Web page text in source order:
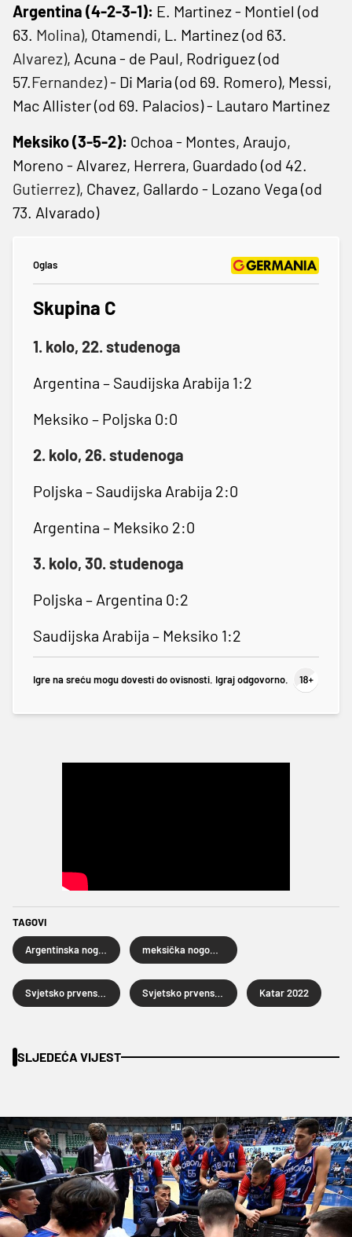
Argentina (4-2-3-1): E. Martinez - Montiel (od
63. Molina), Otamendi, L. Martinez (od 63.
Alvarez), Acuna - de Paul, Rodriguez (od
57.Fernandez)- Di Maria (od 69. Romero), Messi,
Mac Allister (od 69. Palacios) - Lautaro Martinez
Meksiko (3-5-2): Ochoa - Montes, Araujo,
Moreno - Alvarez, Herrera, Guardado (od 42.
Gutierrez), Chavez, Gallardo - Lozano Vega (od
73. Alvarado)
Oglas
Skupina C
1. kolo, 22. studenoga
Argentina – Saudijska Arabija 1:2
Meksiko – Poljska 0:0
2. kolo, 26. studenoga
Poljska – Saudijska Arabija 2:0
Argentina – Meksiko 2:0
3. kolo, 30. studenoga
Poljska – Argentina 0:2
Saudijska Arabija – Meksiko 1:2
Igre na sreću mogu dovesti do ovisnosti. Igraj odgovorno.
TAGOVI
Katar 2022
SLJEDEĆA VIJEST